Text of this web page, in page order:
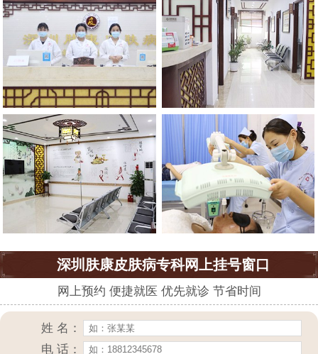
深圳肤康皮肤病专科网上挂号窗口
网上预约 便捷就医 优先就诊 节省时间
姓 名：
电 话：